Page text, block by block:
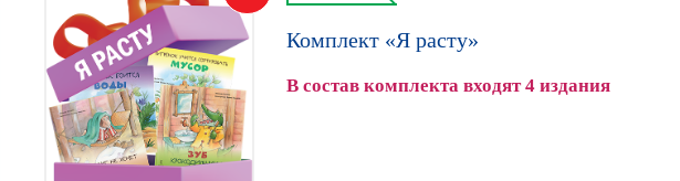
Комплект «Я расту»
В состав комплекта входят 4 издания